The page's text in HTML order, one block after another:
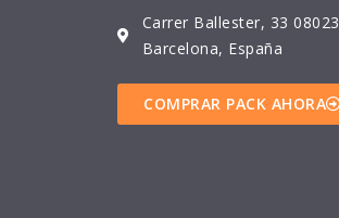
Carrer Ballester, 33 08023
Barcelona, España
COMPRAR PACK AHORA